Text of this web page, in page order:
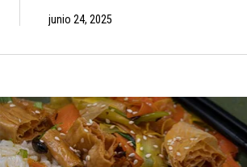
junio 24, 2025